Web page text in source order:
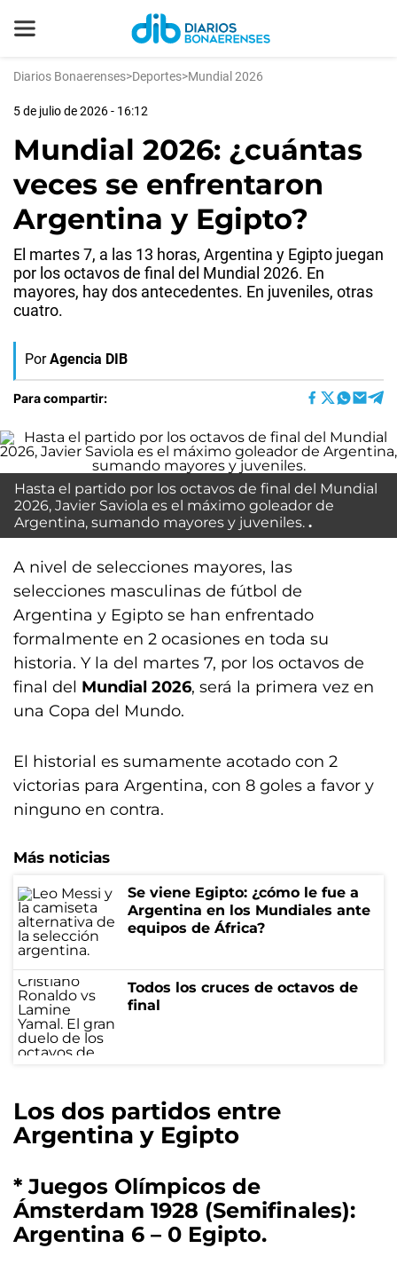
Diarios Bonaerenses>Deportes>Mundial 2026
5 de julio de 2026 - 16:12
Mundial 2026: ¿cuántas
veces se enfrentaron
Argentina y Egipto?
El martes 7, a las 13 horas, Argentina y Egipto juegan
por los octavos de final del Mundial 2026. En
mayores, hay dos antecedentes. En juveniles, otras
cuatro.
Por Agencia DIB
Para compartir:
Hasta el partido por los octavos de final del Mundial
2026, Javier Saviola es el máximo goleador de
Argentina, sumando mayores y juveniles.
A nivel de selecciones mayores, las
selecciones masculinas de fútbol de
Argentina y Egipto se han enfrentado
formalmente en 2 ocasiones en toda su
historia. Y la del martes 7, por los octavos de
final del Mundial 2026, será la primera vez en
una Copa del Mundo.
El historial es sumamente acotado con 2
victorias para Argentina, con 8 goles a favor y
ninguno en contra.
Más noticias
Se viene Egipto: ¿cómo le fue a
Argentina en los Mundiales ante
equipos de África?
Todos los cruces de octavos de
final
Los dos partidos entre
Argentina y Egipto
* Juegos Olímpicos de
Ámsterdam 1928 (Semifinales):
Argentina 6 – 0 Egipto.